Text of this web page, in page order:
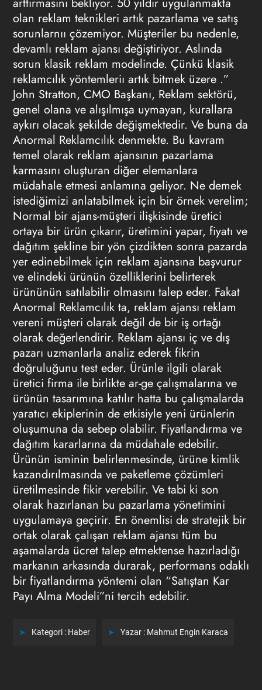
olan reklam teknikleri artık pazarlama ve satış
sorunlarnıı çözemiyor. Müşteriler bu nedenle,
devamlı reklam ajansı değiştiriyor. Aslında
sorun klasik reklam modelinde. Çünkü klasik
reklamcılık yöntemleriı artık bitmek üzere .”
John Stratton, CMO Başkanı, Reklam sektörü,
genel olana ve alışılmışa uymayan, kurallara
aykırı olacak şekilde değişmektedir. Ve buna da
Anormal Reklamcılık denmekte. Bu kavram
temel olarak reklam ajansının pazarlama
karmasını oluşturan diğer elemanlara
müdahale etmesi anlamına geliyor. Ne demek
istediğimizi anlatabilmek için bir örnek verelim;
Normal bir ajans-müşteri ilişkisinde üretici
ortaya bir ürün çıkarır, üretimini yapar, fiyatı ve
dağıtım şekline bir yön çizdikten sonra pazarda
yer edinebilmek için reklam ajansına başvurur
ve elindeki ürünün özelliklerini belirterek
ürününün satılabilir olmasını talep eder. Fakat
Anormal Reklamcılık ta, reklam ajansı reklam
vereni müşteri olarak değil de bir iş ortağı
olarak değerlendirir. Reklam ajansı iç ve dış
pazarı uzmanlarla analiz ederek fikrin
doğruluğunu test eder. Ürünle ilgili olarak
üretici firma ile birlikte ar-ge çalışmalarına ve
ürünün tasarımına katılır hatta bu çalışmalarda
yaratıcı ekiplerinin de etkisiyle yeni ürünlerin
oluşumuna da sebep olabilir. Fiyatlandırma ve
dağıtım kararlarına da müdahale edebilir.
Ürünün isminin belirlenmesinde, ürüne kimlik
kazandırılmasında ve paketleme çözümleri
üretilmesinde fikir verebilir. Ve tabi ki son
olarak hazırlanan bu pazarlama yönetimini
uygulamaya geçirir. En önemlisi de stratejik bir
ortak olarak çalışan reklam ajansı tüm bu
aşamalarda ücret talep etmektense hazırladığı
markanın arkasında durarak, performans odaklı
bir fiyatlandırma yöntemi olan “Satıştan Kar
Payı Alma Modeli”ni tercih edebilir.
Kategori : Haber Yazar : Mahmut Engin Karaca